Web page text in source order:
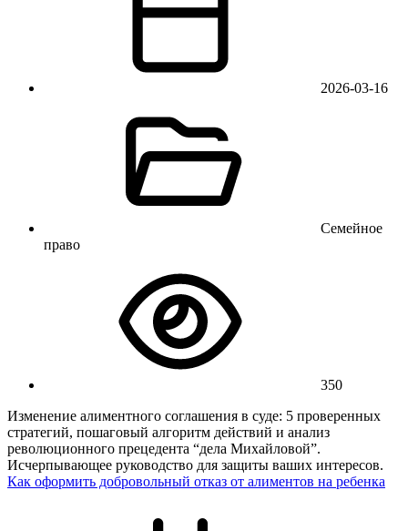
2026-03-16
Семейное
право
350
Изменение алиментного соглашения в суде: 5 проверенных
стратегий, пошаговый алгоритм действий и анализ
революционного прецедента “дела Михайловой”.
Исчерпывающее руководство для защиты ваших интересов.
Как оформить добровольный отказ от алиментов на ребенка